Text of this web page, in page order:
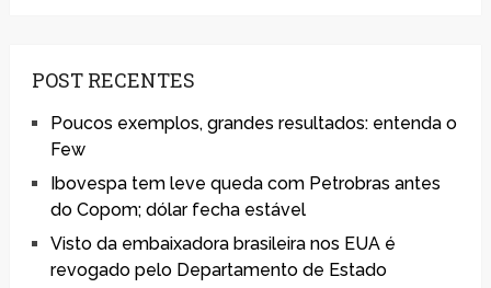
POST RECENTES
Poucos exemplos, grandes resultados: entenda o
Few
Ibovespa tem leve queda com Petrobras antes
do Copom; dólar fecha estável
Visto da embaixadora brasileira nos EUA é
revogado pelo Departamento de Estado